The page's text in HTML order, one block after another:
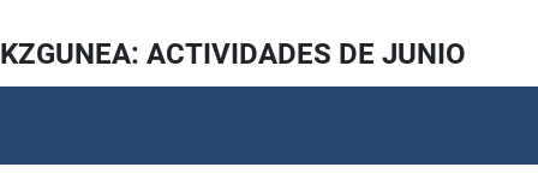
KZGUNEA: ACTIVIDADES DE JUNIO